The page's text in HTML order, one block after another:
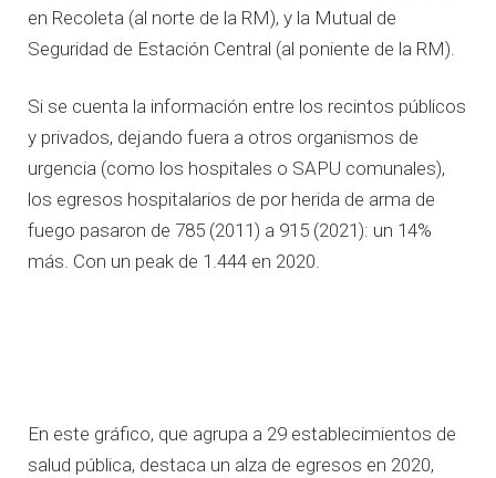
en Recoleta (al norte de la RM), y la Mutual de
Seguridad de Estación Central (al poniente de la RM).
Si se cuenta la información entre los recintos públicos
y privados, dejando fuera a otros organismos de
urgencia (como los hospitales o SAPU comunales),
los egresos hospitalarios de por herida de arma de
fuego pasaron de 785 (2011) a 915 (2021): un 14%
más. Con un peak de 1.444 en 2020.
En este gráfico, que agrupa a 29 establecimientos de
salud pública, destaca un alza de egresos en 2020,